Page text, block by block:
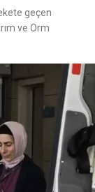
geçen
ve Orm